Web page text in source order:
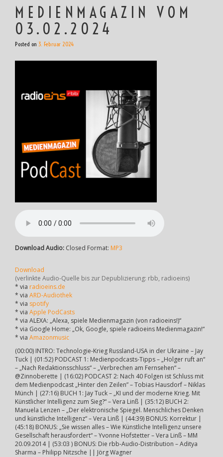
MEDIENMAGAZIN VOM
03.02.2024
Posted on 3. Februar 2024
Download Audio: Closed Format: MP3
Download
(verlinkte Audio-Quelle bis zur Depublizierung: rbb, radioeins)
* via radioeins.de
* via ARD-Audiothek
* via spotify
* via Apple PodCasts
* via ALEXA: „Alexa, spiele Medienmagazin (von radioeins!)“
* via Google Home: „Ok, Google, spiele radioeins Medienmagazin!“
* via Amazonmusic
(00:00) INTRO: Technologie-Krieg Russland-USA in der Ukraine – Jay
Tuck | (01:52) PODCAST 1: Medienpodcasts-Tipps – „Holger ruft an“
– „Nach Redaktionsschluss“ – „Verbrechen am Fernsehen“ –
@Zinnoberette | (16:02) PODCAST 2: Nach 40 Folgen ist Schluss mit
dem Medienpodcast „Hinter den Zeilen” – Tobias Hausdorf – Niklas
Münch | (27:16) BUCH 1: Jay Tuck – „KI und der moderne Krieg. Mit
Künstlicher Intelligenz zum Sieg?“ – Vera Linß | (35:12) BUCH 2:
Manuela Lenzen – „Der elektronische Spiegel. Menschliches Denken
und künstliche Intelligenz“ – Vera Linß | (44:39) BONUS: Korrektur |
(45:18) BONUS: „Sie wissen alles – Wie Künstliche Intelligenz unsere
Gesellschaft herausfordert“ – Yvonne Hofstetter – Vera Linß – MM
20.09.2014 | (53:03 ) BONUS: Die rbb-Audio-Distribution – Aditya
Sharma – Philipp Nitzsche || Jörg Wagner